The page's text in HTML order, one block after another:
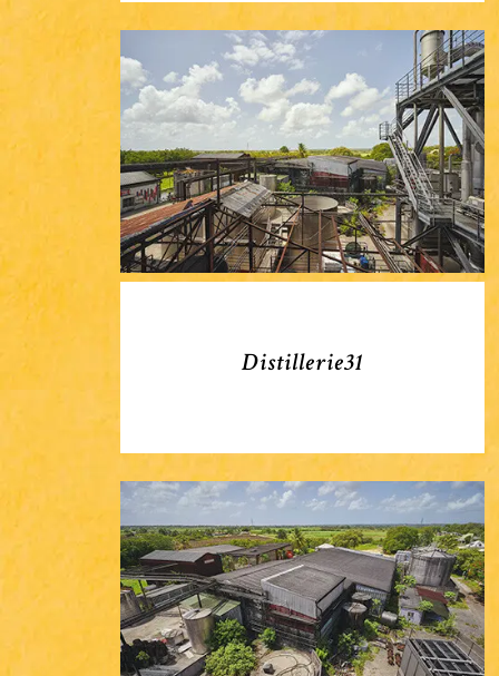
Distillerie31
Distillerie31